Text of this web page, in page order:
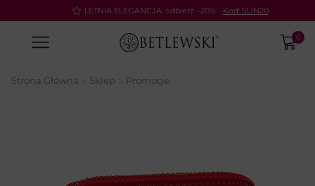
LETNIA ELEGANCJA: odbierz –20% Kod: SUN20
0
Strona Główna Sklep Promocje